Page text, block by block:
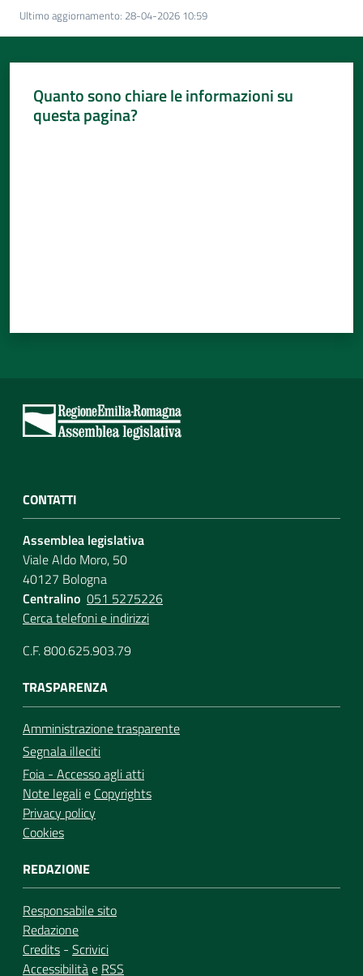
cittadini
Ultimo aggiornamento: 28-04-2026 10:59
Quanto sono chiare le informazioni su
questa pagina?
CONTATTI
Assemblea legislativa
Viale Aldo Moro, 50
40127 Bologna
Centralino 051 5275226
Cerca telefoni e indirizzi
C.F. 800.625.903.79
TRASPARENZA
Amministrazione trasparente
Segnala illeciti
Foia - Accesso agli atti
Note legalie Copyrights
Privacy policy
Cookies
REDAZIONE
Responsabile sito
Redazione
Credits - Scrivici
Accessibilitàe RSS